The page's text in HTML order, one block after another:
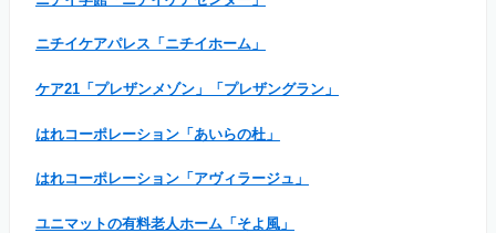
ニチイケアパレス「ニチイホーム」
ケア21「プレザンメゾン」「プレザングラン」
はれコーポレーション「あいらの杜」
はれコーポレーション「アヴィラージュ」
ユニマットの有料老人ホーム「そよ風」